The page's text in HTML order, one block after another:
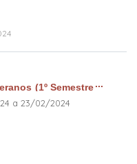
(1º Semestre
a 23/02/2024